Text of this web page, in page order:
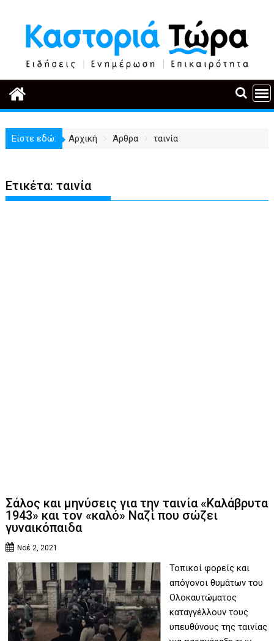
περιεχόμενο
Είστε εδώ: Αρχική Άρθρα ταινία
Ετικέτα:ταινία
Σάλος και μηνύσεις για την ταινία «Καλάβρυτα
1943» και τον «καλό» Ναζί που σώζει
γυναικόπαιδα
Νοέ 2, 2021
Τοπικοί φορείς και
απόγονοι θυμάτων του
Ολοκαυτώματος
καταγγέλλουν τους
υπευθύνους της ταινίας